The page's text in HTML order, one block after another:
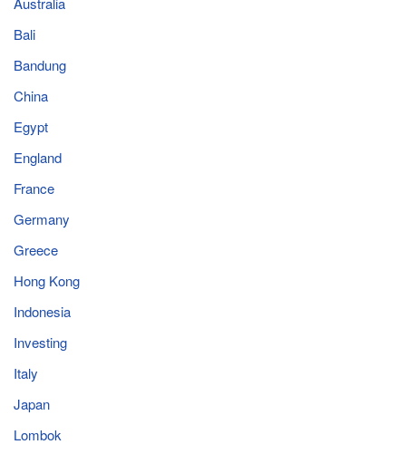
Bali
Bandung
China
Egypt
England
France
Germany
Greece
Hong Kong
Indonesia
Investing
Italy
Japan
Lombok